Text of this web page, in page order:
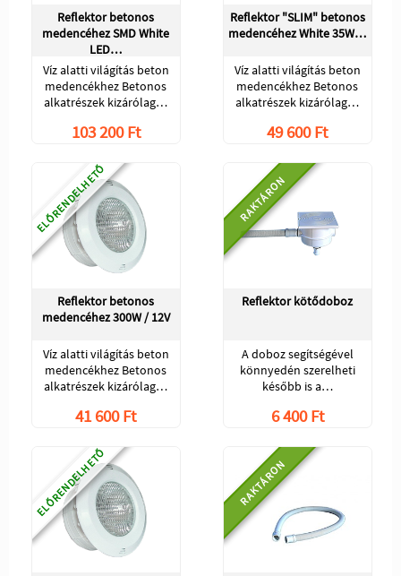
Reflektor betonos
medencéhez SMD White
LED…
Víz alatti világítás beton
medencékhez Betonos
alkatrészek kizárólag…
103 200 Ft
Reflektor "SLIM" betonos
medencéhez White 35W…
Víz alatti világítás beton
medencékhez Betonos
alkatrészek kizárólag…
49 600 Ft
ELŐRENDELHETŐ
Reflektor betonos
medencéhez 300W / 12V
Víz alatti világítás beton
medencékhez Betonos
alkatrészek kizárólag…
41 600 Ft
RAKTÁRON
Reflektor kötődoboz
A doboz segítségével
könnyedén szerelheti
később is a…
6 400 Ft
ELŐRENDELHETŐ RAKTÁRON